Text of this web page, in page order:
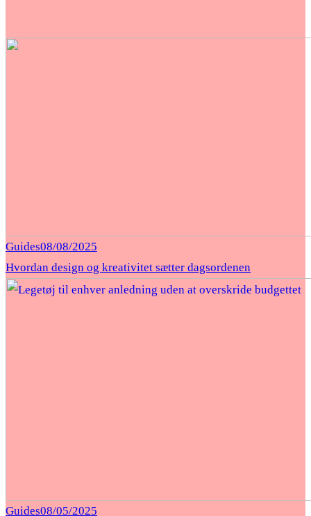
Guides08/08/2025
Hvordan design og kreativitet sætter dagsordenen
Guides08/05/2025